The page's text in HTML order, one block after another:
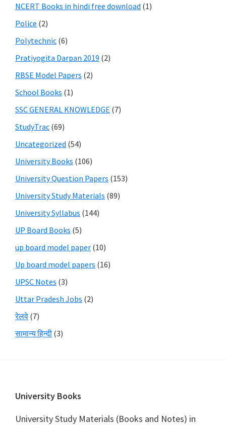
NCERT Books in hindi free download (1)
Police (2)
Polytechnic (6)
Pratiyogita Darpan 2019 (2)
RBSE Model Papers (2)
School Books (1)
SSC GENERAL KNOWLEDGE (7)
StudyTrac (69)
Uncategorized (54)
University Books (106)
University Question Papers (153)
University Study Materials (89)
University Syllabus (144)
UP Board Books (5)
up board model paper (10)
Up board model papers (16)
UPSC Notes (3)
Uttar Pradesh Jobs (2)
रेलवे (7)
सामान्य हिन्दी (3)
Footer
University Books
University Study Materials (Books and Notes) in